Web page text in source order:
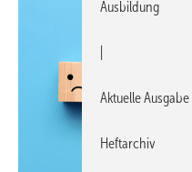
Ausbildung
Aktuelle Ausgabe
Heftarchiv